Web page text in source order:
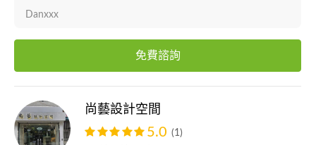
Danxxx
免費諮詢
尚藝設計空間
5.0 (1)